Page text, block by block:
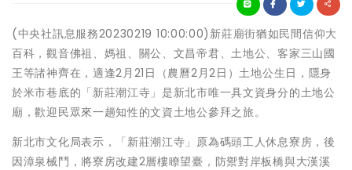
(中央社訊息服務20230219 10:00:00)新莊廟街猶如民間信仰大
百科，觀音佛祖、媽祖、關公、文昌帝君、土地公、客家三山國
王等諸神齊在，適逢2月21日（農曆2月2日）土地公生日，隱身
於米市巷底的「新莊潮江寺」是新北市唯一具文資身分的土地公
廟，歡迎民眾來一趟知性的文資土地公參拜之旅。
新北市文化局表示，「新莊潮江寺」原為碼頭工人休息寮房，後
因漳泉械鬥，將寮房改建2層樓瞭望臺，防禦對岸板橋與大漢溪